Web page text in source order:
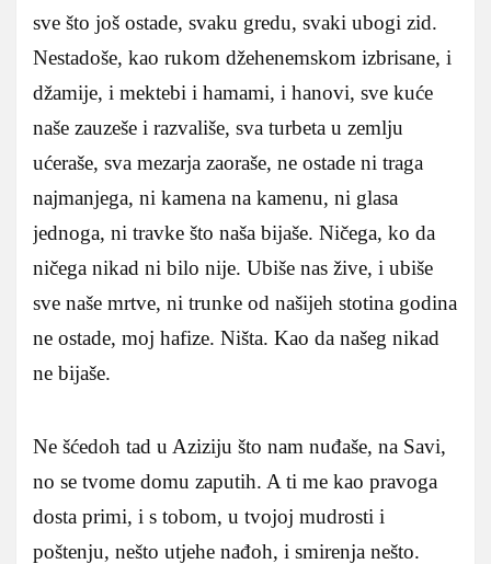
sve što još ostade, svaku gredu, svaki ubogi zid.
Nestadoše, kao rukom džehenemskom izbrisane, i
džamije, i mektebi i hamami, i hanovi, sve kuće
naše zauzeše i razvališe, sva turbeta u zemlju
ućeraše, sva mezarja zaoraše, ne ostade ni traga
najmanjega, ni kamena na kamenu, ni glasa
jednoga, ni travke što naša bijaše. Ničega, ko da
ničega nikad ni bilo nije. Ubiše nas žive, i ubiše
sve naše mrtve, ni trunke od našijeh stotina godina
ne ostade, moj hafize. Ništa. Kao da našeg nikad
ne bijaše.
Ne šćedoh tad u Aziziju što nam nuđaše, na Savi,
no se tvome domu zaputih. A ti me kao pravoga
dosta primi, i s tobom, u tvojoj mudrosti i
poštenju, nešto utjehe nađoh, i smirenja nešto.